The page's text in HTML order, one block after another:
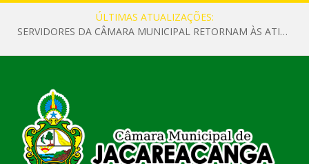
ÚLTIMAS ATUALIZAÇÕES:
SERVIDORES DA CÂMARA MUNICIPAL RETORNAM ÀS ATIVIDADES APÓS O RECESSO PARLAMENTAR